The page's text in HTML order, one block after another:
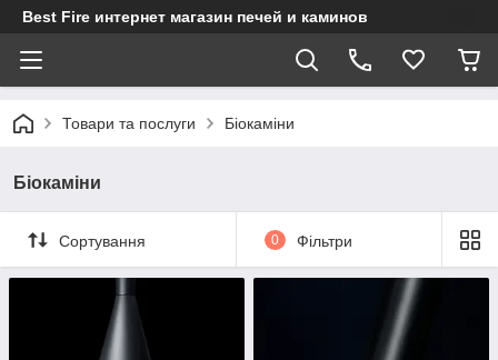
Best Fire интернет магазин печей и каминов
Товари та послуги Біокаміни
Біокаміни
Сортування 0 Фільтри